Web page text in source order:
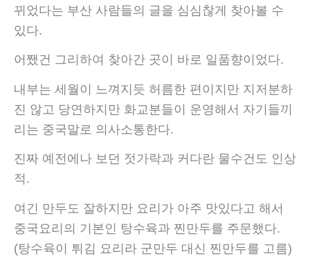
뀌었다는 부산 사람들의 글을 심심찮게 찾아볼 수
있다.
어쨌건 그리하여 찾아간 곳이 바로 일품향이었다.
내부는 세월이 느껴지듯 허름한 편이지만 지저분하
진 않고 당연하지만 화교분들이 운영해서 자기들끼
리는 중국말로 의사소통한다.
진짜 예전에나 보던 젓가락과 커다란 물수건도 인상
적.
여긴 만두도 잘하지만 요리가 아주 맛있다고 해서
중국요리의 기본인 탕수육과 찐만두를 주문했다.
(탕수육이 튀김 요리라 군만두 대신 찐만두를 고름)